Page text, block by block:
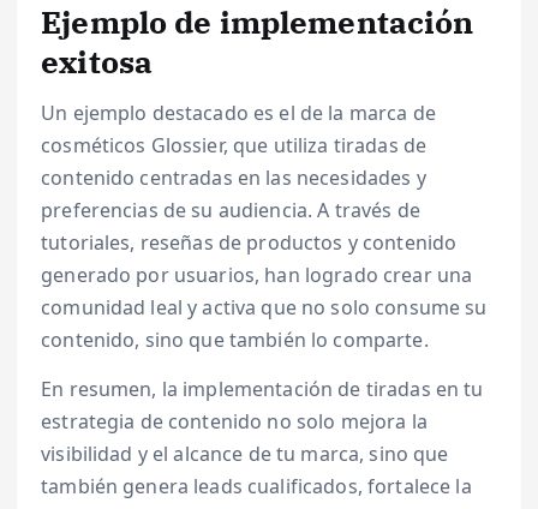
Ejemplo de implementación
exitosa
Un ejemplo destacado es el de la marca de
cosméticos Glossier, que utiliza tiradas de
contenido centradas en las necesidades y
preferencias de su audiencia. A través de
tutoriales, reseñas de productos y contenido
generado por usuarios, han logrado crear una
comunidad leal y activa que no solo consume su
contenido, sino que también lo comparte.
En resumen, la implementación de tiradas en tu
estrategia de contenido no solo mejora la
visibilidad y el alcance de tu marca, sino que
también genera leads cualificados, fortalece la